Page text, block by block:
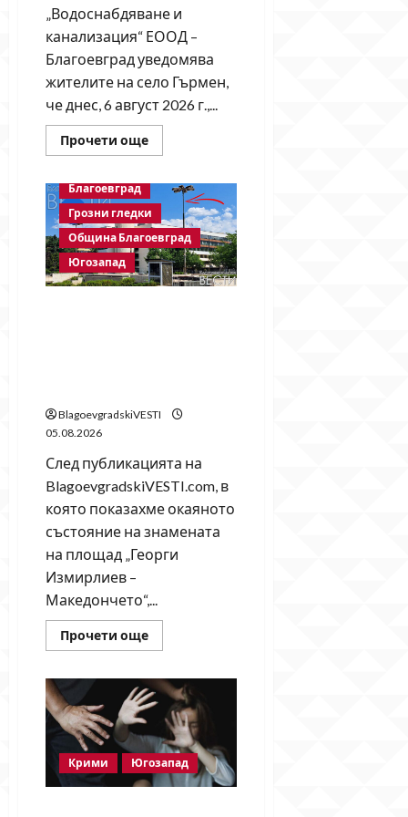
„Водоснабдяване и
канализация“ ЕООД –
Благоевград уведомява
жителите на село Гърмен,
че днес, 6 август 2026 г.,...
Прочети ощеRead
more
спиране
на
водата
в
село
Гърмен
заради
ремонт
Благоевград
Грозни гледки
Община Благоевград
Югозапад
BlagoevgradskiVESTI
05.08.2026
След публикацията на
BlagoevgradskiVESTI.com, в
която показахме окаяното
състояние на знамената
на площад „Георги
Измирлиев –
Македончето“,...
Прочети ощеRead
more
публикация
на
BlagoevgradskiVESTI.com:
Свалиха
знамената,
но
забравиха
да
поставят
Крими Югозапад